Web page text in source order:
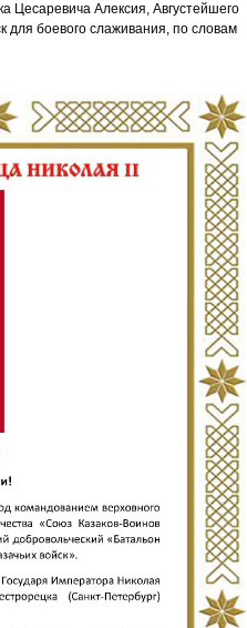
Цесаревича Алексия, Августейшего
для боевого слаживания, по словам